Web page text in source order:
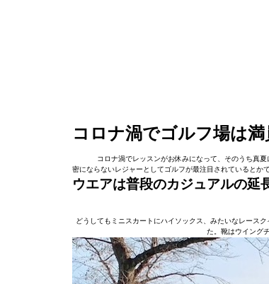
コロナ渦でゴルフ場は満
コロナ渦でレッスンがお休みになって、そのうち真
密にならないレジャーとしてゴルフが最注目されているとか
ウエアは普段のカジュアルの延
どうしてもミニスカートにハイソックス、みたいなレース
た。靴はウイング